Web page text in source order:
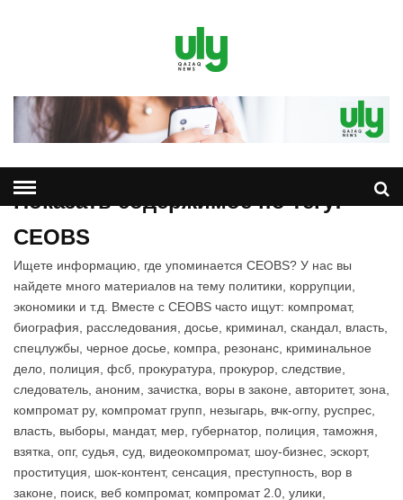
Показать содержимое по тегу:
CEOBS
Ищете информацию, где упоминается CEOBS? У нас вы
найдете много материалов на тему политики, коррупции,
экономики и т.д. Вместе с CEOBS часто ищут: компромат,
биография, расследования, досье, криминал, скандал, власть,
спецлужбы, черное досье, компра, резонанс, криминальное
дело, полиция, фсб, прокуратура, прокурор, следствие,
следователь, аноним, зачистка, воры в законе, авторитет, зона,
компромат ру, компромат групп, незыгарь, вчк-огпу, руспрес,
власть, выборы, мандат, мер, губернатор, полиция, таможня,
взятка, опг, судья, суд, видеокомпромат, шоу-бизнес, эскорт,
проституция, шок-контент, сенсация, преступность, вор в
законе, поиск, веб компромат, компромат 2.0, улики,